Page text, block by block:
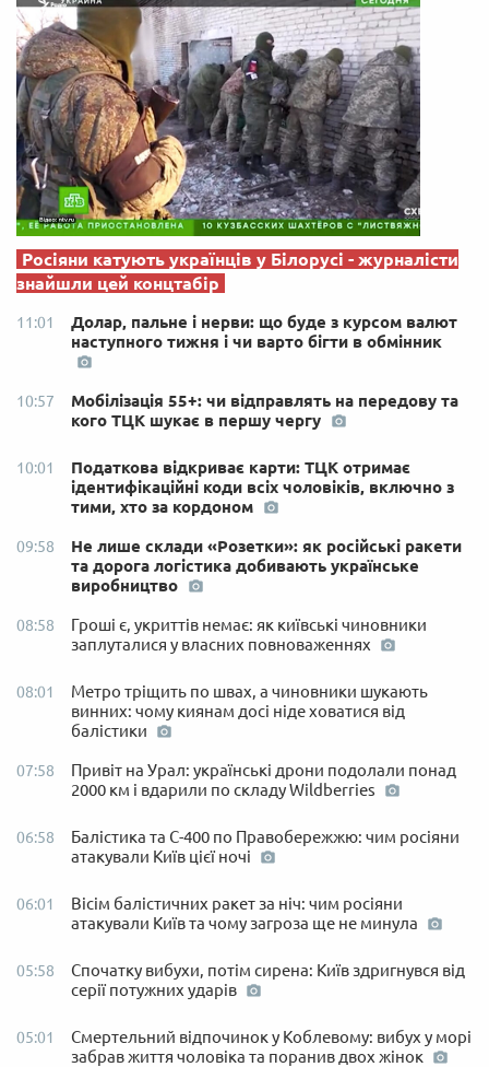
Росіяни катують українців у Білорусі - журналісти
знайшли цей концтабір
11:01
Долар, пальне і нерви: що буде з курсом валют
наступного тижня і чи варто бігти в обмінник
10:57
Мобілізація 55+: чи відправлять на передову та
кого ТЦК шукає в першу чергу
10:01
Податкова відкриває карти: ТЦК отримає
ідентифікаційні коди всіх чоловіків, включно з
тими, хто за кордоном
09:58
Не лише склади «Розетки»: як російські ракети
та дорога логістика добивають українське
виробництво
08:58
Гроші є, укриттів немає: як київські чиновники
заплуталися у власних повноваженнях
08:01
Метро тріщить по швах, а чиновники шукають
винних: чому киянам досі ніде ховатися від
балістики
07:58
Привіт на Урал: українські дрони подолали понад
2000 км і вдарили по складу Wildberries
06:58
Балістика та С-400 по Правобережжю: чим росіяни
атакували Київ цієї ночі
06:01
Вісім балістичних ракет за ніч: чим росіяни
атакували Київ та чому загроза ще не минула
05:58
Спочатку вибухи, потім сирена: Київ здригнувся від
серії потужних ударів
05:01
Смертельний відпочинок у Коблевому: вибух у морі
забрав життя чоловіка та поранив двох жінок